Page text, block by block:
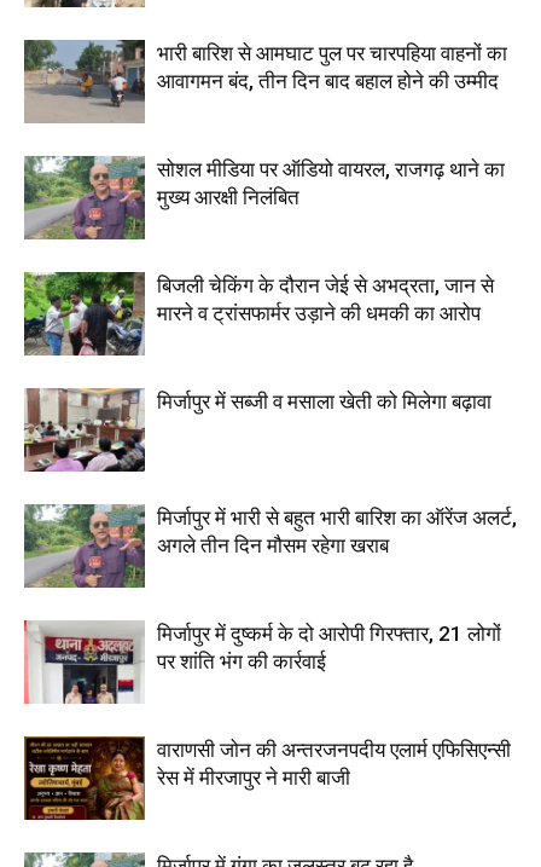
भारी बारिश से आमघाट पुल पर चारपहिया वाहनों का
आवागमन बंद, तीन दिन बाद बहाल होने की उम्मीद
सोशल मीडिया पर ऑडियो वायरल, राजगढ़ थाने का
मुख्य आरक्षी निलंबित
बिजली चेकिंग के दौरान जेई से अभद्रता, जान से
मारने व ट्रांसफार्मर उड़ाने की धमकी का आरोप
मिर्जापुर में सब्जी व मसाला खेती को मिलेगा बढ़ावा
मिर्जापुर में भारी से बहुत भारी बारिश का ऑरेंज अलर्ट,
अगले तीन दिन मौसम रहेगा खराब
मिर्जापुर में दुष्कर्म के दो आरोपी गिरफ्तार, 21 लोगों
पर शांति भंग की कार्रवाई
वाराणसी जोन की अन्तरजनपदीय एलार्म एफिसिएन्सी
रेस में मीरजापुर ने मारी बाजी